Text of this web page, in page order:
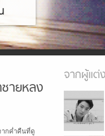
ายหลง
ากค่ำคืนที่ดู
จากผู้แต่